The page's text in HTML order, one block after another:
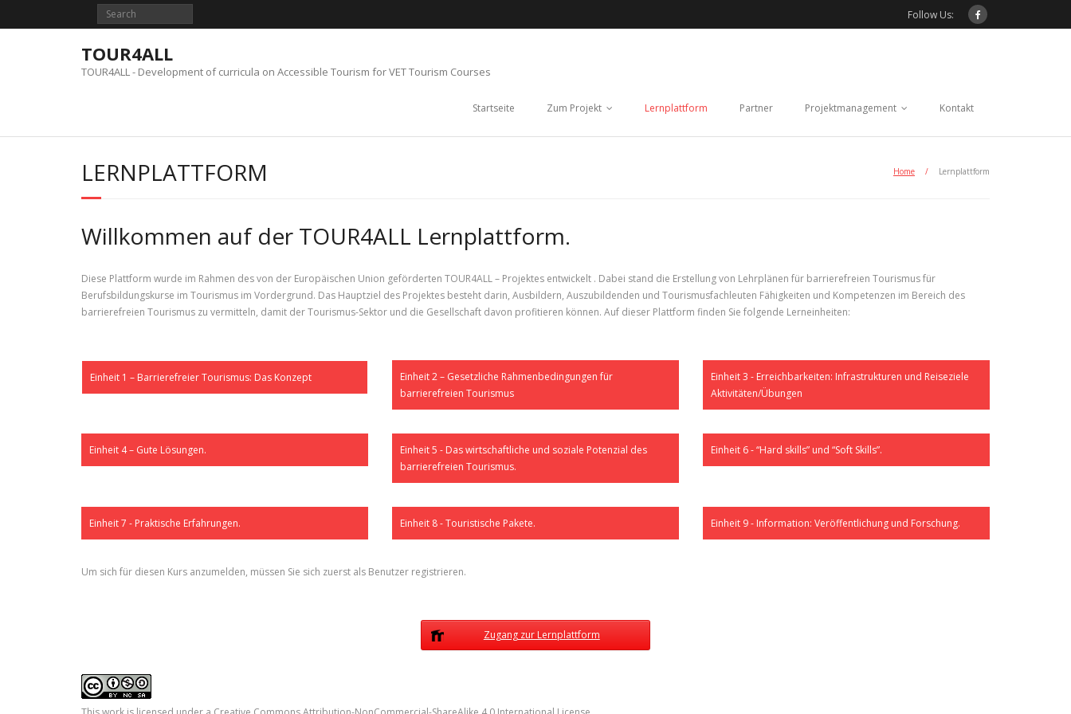
Follow Us:
TOUR4ALL
TOUR4ALL - Development of curricula on Accessible Tourism for VET Tourism Courses
Startseite Zum Projekt Lernplattform Partner Projektmanagement Kontakt
LERNPLATTFORM Home / Lernplattform
Willkommen auf der TOUR4ALL Lernplattform.
Diese Plattform wurde im Rahmen des von der Europäischen Union geförderten TOUR4ALL – Projektes entwickelt . Dabei stand die Erstellung von Lehrplänen für barrierefreien Tourismus für
Berufsbildungskurse im Tourismus im Vordergrund. Das Hauptziel des Projektes besteht darin, Ausbildern, Auszubildenden und Tourismusfachleuten Fähigkeiten und Kompetenzen im Bereich des
barrierefreien Tourismus zu vermitteln, damit der Tourismus-Sektor und die Gesellschaft davon profitieren können. Auf dieser Plattform finden Sie folgende Lerneinheiten:
Einheit 1 – Barrierefreier Tourismus: Das Konzept
Einheit 2 – Gesetzliche Rahmenbedingungen für
barrierefreien Tourismus
Einheit 3 - Erreichbarkeiten: Infrastrukturen und Reiseziele
Aktivitäten/Übungen
Einheit 4 – Gute Lösungen.
Einheit 5 - Das wirtschaftliche und soziale Potenzial des
barrierefreien Tourismus.
Einheit 6 - “Hard skills” und “Soft Skills”.
Einheit 7 - Praktische Erfahrungen. Einheit 8 - Touristische Pakete. Einheit 9 - Information: Veröffentlichung und Forschung.
Um sich für diesen Kurs anzumelden, müssen Sie sich zuerst als Benutzer registrieren.
Zugang zur Lernplattform